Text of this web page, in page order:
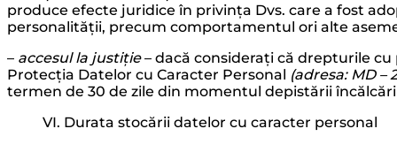
produce efecte juridice în privința Dvs. care a fost
personalității, precum comportamentul ori alte
– accesul la justiție– dacă considerați că drepturile
Protecția Datelor cu Caracter Personal (adresa: MD –
termen de 30 de zile din momentul depistării
VI. Durata stocării datelor cu caracter personal